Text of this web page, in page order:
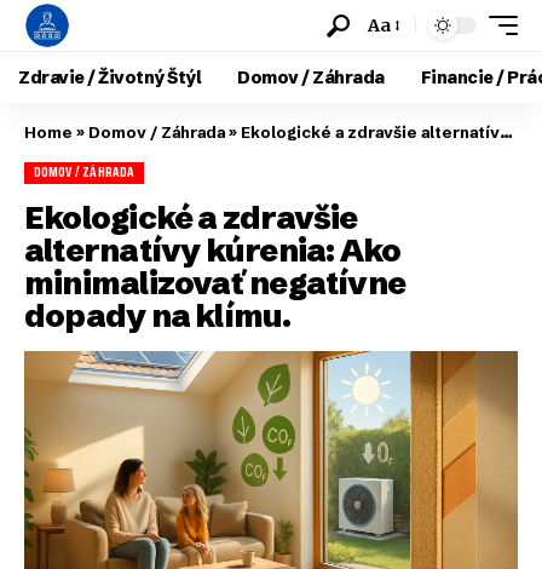
Aa
Zdravie / Životný Štýl Domov / Záhrada Financie /
Home » Domov / Záhrada» Ekologické a zdravšie alternatívy kúrenia: Ako minimalizovať negatívne dopady na klímu.
DOMOV / ZÁHRADA
Ekologické a zdravšie
alternatívy kúrenia: Ako
minimalizovať negatívne
dopady na klímu.